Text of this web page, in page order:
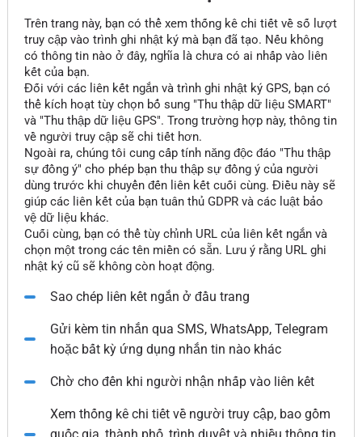
Trên trang này, bạn có thể xem thống kê chi tiết về số lượt
truy cập vào trình ghi nhật ký mà bạn đã tạo. Nếu không
có thông tin nào ở đây, nghĩa là chưa có ai nhấp vào liên
kết của bạn.
Đối với các liên kết ngắn và trình ghi nhật ký GPS, bạn có
thể kích hoạt tùy chọn bổ sung "Thu thập dữ liệu SMART"
và "Thu thập dữ liệu GPS". Trong trường hợp này, thông tin
về người truy cập sẽ chi tiết hơn.
Ngoài ra, chúng tôi cung cấp tính năng độc đáo "Thu thập
sự đồng ý" cho phép bạn thu thập sự đồng ý của người
dùng trước khi chuyển đến liên kết cuối cùng. Điều này sẽ
giúp các liên kết của bạn tuân thủ GDPR và các luật bảo
vệ dữ liệu khác.
Cuối cùng, bạn có thể tùy chỉnh URL của liên kết ngắn và
chọn một trong các tên miền có sẵn. Lưu ý rằng URL ghi
nhật ký cũ sẽ không còn hoạt động.
Sao chép liên kết ngắn ở đầu trang
Gửi kèm tin nhắn qua SMS, WhatsApp, Telegram
hoặc bất kỳ ứng dụng nhắn tin nào khác
Chờ cho đến khi người nhận nhấp vào liên kết
Xem thống kê chi tiết về người truy cập, bao gồm